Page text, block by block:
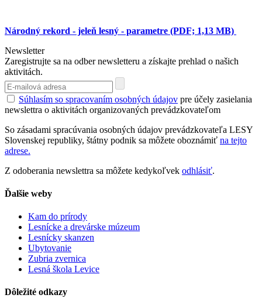
Národný rekord - jeleň lesný - parametre (PDF; 1,13 MB)
Newsletter
Zaregistrujte sa na odber newsletteru a získajte prehlad o našich
aktivitách.
Súhlasím so spracovaním osobných údajov pre účely zasielania
newslettra o aktivitách organizovaných prevádzkovateľom
So zásadami spracúvania osobných údajov prevádzkovateľa LESY
Slovenskej republiky, štátny podnik sa môžete oboznámiť na tejto
adrese.
Z odoberania newslettra sa môžete kedykoľvek odhlásiť.
Ďalšie weby
Kam do prírody
Lesnícke a drevárske múzeum
Lesnícky skanzen
Ubytovanie
Zubria zvernica
Lesná škola Levice
Dôležité odkazy